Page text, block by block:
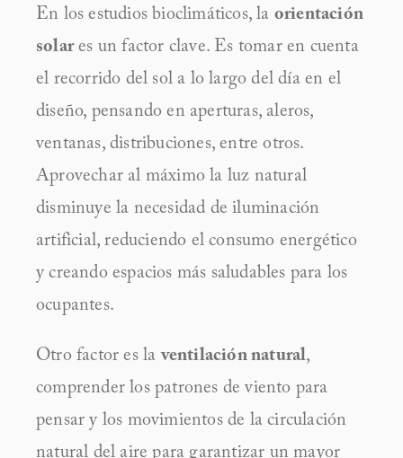
En los estudios bioclimáticos, la orientación
solar es un factor clave. Es tomar en cuenta
el recorrido del sol a lo largo del día en el
diseño, pensando en aperturas, aleros,
ventanas, distribuciones, entre otros.
Aprovechar al máximo la luz natural
disminuye la necesidad de iluminación
artificial, reduciendo el consumo energético
y creando espacios más saludables para los
ocupantes.
Otro factor es la ventilación natural,
comprender los patrones de viento para
pensar y los movimientos de la circulación